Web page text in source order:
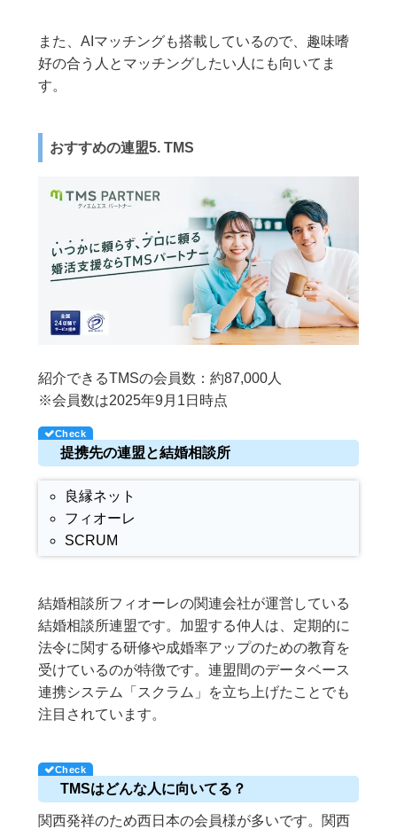
また、AIマッチングも搭載しているので、趣味嗜
好の合う人とマッチングしたい人にも向いてま
す。
おすすめの連盟5. TMS
紹介できるTMSの会員数：約87,000人
※会員数は2025年9月1日時点
提携先の連盟と結婚相談所
良縁ネット
フィオーレ
SCRUM
結婚相談所フィオーレの関連会社が運営している
結婚相談所連盟です。加盟する仲人は、定期的に
法令に関する研修や成婚率アップのための教育を
受けているのが特徴です。連盟間のデータベース
連携システム「スクラム」を立ち上げたことでも
注目されています。
TMSはどんな人に向いてる？
関西発祥のため西日本の会員様が多いです。関西